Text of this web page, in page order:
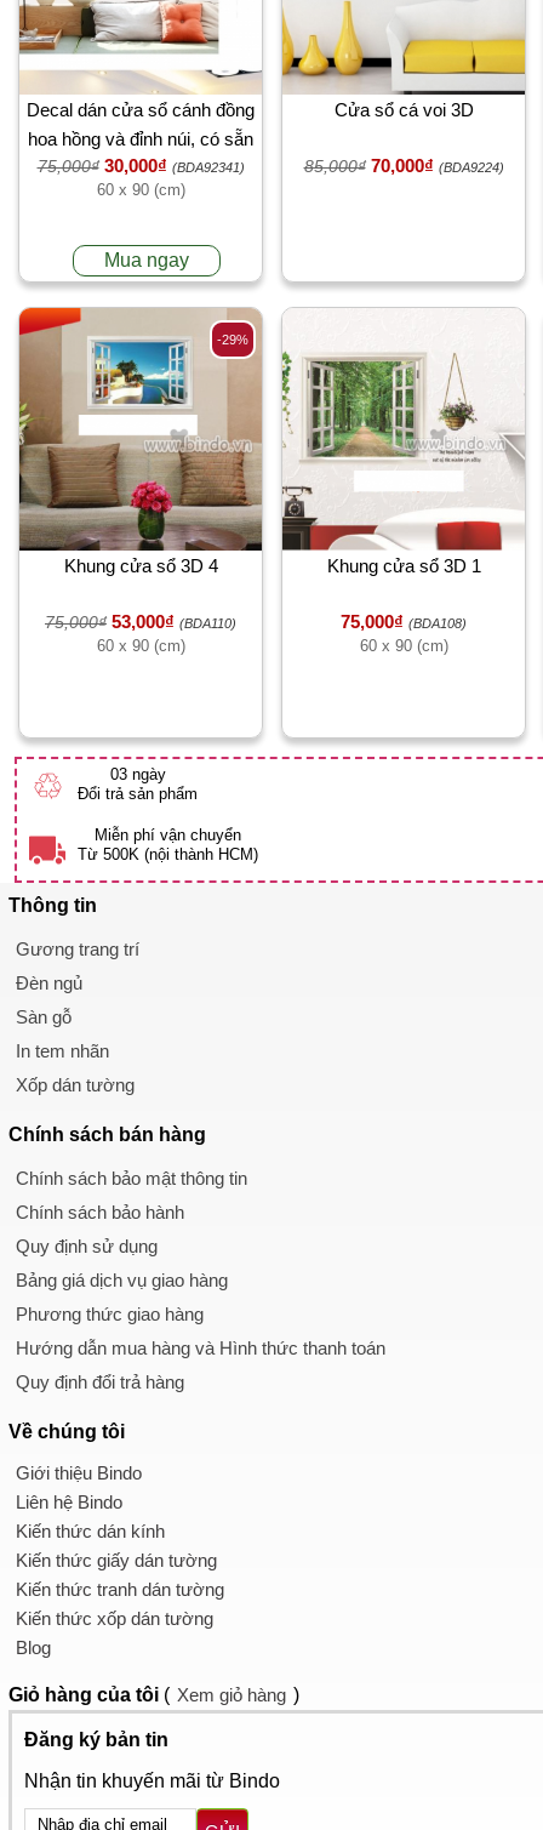
Decal dán cửa sổ cánh đồng
hoa hồng và đỉnh núi, có sẵn
keo, dán phòng khách,
TPHCM khổ nhỏ 60 x 90 (cm)
75,000₫ 30,000₫ (BDA92341)
60 x 90 (cm)
Mua ngay
Cửa sổ cá voi 3D
85,000₫ 70,000₫ (BDA9224)
-29%
Khung cửa sổ 3D 4
75,000₫ 53,000₫ (BDA110)
60 x 90 (cm)
Khung cửa sổ 3D 1
75,000₫ (BDA108)
60 x 90 (cm)
♲
03 ngày
Đổi trả sản phẩm
Miễn phí vận chuyển
Từ 500K (nội thành HCM)
Thông tin
Gương trang trí
Đèn ngủ
Sàn gỗ
In tem nhãn
Xốp dán tường
Chính sách bán hàng
Chính sách bảo mật thông tin
Chính sách bảo hành
Quy định sử dụng
Bảng giá dịch vụ giao hàng
Phương thức giao hàng
Hướng dẫn mua hàng và Hình thức thanh toán
Quy định đổi trả hàng
Về chúng tôi
Giới thiệu Bindo
Liên hệ Bindo
Kiến thức dán kính
Kiến thức giấy dán tường
Kiến thức tranh dán tường
Kiến thức xốp dán tường
Blog
Giỏ hàng của tôi ( Xem giỏ hàng )
Đăng ký bản tin
Nhận tin khuyến mãi từ Bindo